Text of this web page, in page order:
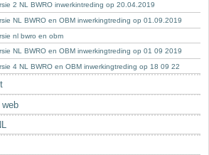
2 NL BWRO inwerkintreding op 20.04.2019
NL BWRO en OBM inwerkingtreding op 01.09.2019
nl bwro en obm
NL BWRO en OBM inwerkingtreding op 01 09 2019
4 NL BWRO en OBM inwerkingtreding op 18 09 22
web